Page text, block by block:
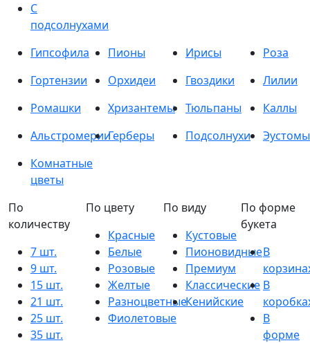
С
подсолнухами
Гипсофила
Пионы Ирисы
Роза
Гортензии
Орхидеи Гвоздики
Лилии
Ромашки
Хризантемы Тюльпаны
Каллы
АльстромерииГерберы Подсолнухи
Эустомы
Комнатные
цветы
По
количеству
7 шт.
9 шт.
15 шт.
21 шт.
25 шт.
35 шт.
По цвету
Красные
Белые
Розовые
Желтые
Разноцветные
Фиолетовые
По виду
Кустовые
Пионовидные
Премиум
Классические
Кенийские
По форме
букета
В
В
В
форме